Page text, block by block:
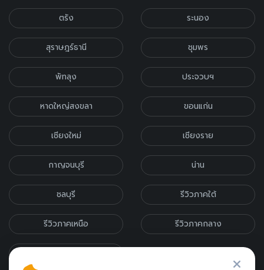
ตรัง ระนอง
สุราษฎร์ธานี ชุมพร
พัทลุง ประจวบฯ
หาดใหญ่สงขลา ขอนแก่น
เชียงใหม่ เชียงราย
กาญจนบุรี น่าน
ชลบุรี รีวิวภาคใต้
รีวิวภาคเหนือ รีวิวภาคกลาง